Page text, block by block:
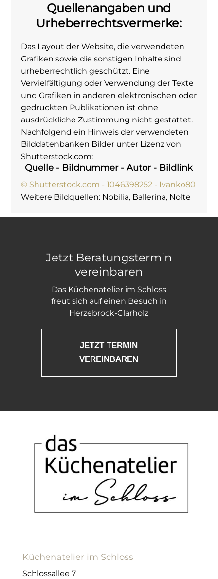
Quellenangaben und
Urheberrechtsvermerke:
Das Layout der Website, die verwendeten
Grafiken sowie die sonstigen Inhalte sind
urheberrechtlich geschützt. Eine
Vervielfältigung oder Verwendung der Texte
und Grafiken in anderen elektronischen oder
gedruckten Publikationen ist ohne
ausdrückliche Zustimmung nicht gestattet.
Nachfolgend ein Hinweis der verwendeten
Bilddatenbanken Bilder unter Lizenz von
Shutterstock.com:
Quelle - Bildnummer - Autor - Bildlink
© Shutterstock.com - 1046398252 - Ivanko80
Weitere Bildquellen: Nobilia, Ballerina, Nolte
Jetzt Beratungstermin
vereinbaren
Das Küchenatelier im Schloss
freut sich auf einen Besuch in
Herzebrock-Clarholz
JETZT TERMIN
VEREINBAREN
Küchenatelier im Schloss
Schlossallee 7